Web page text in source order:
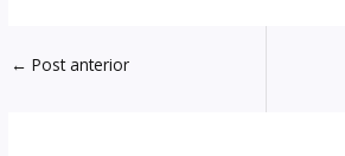
← Post anterior